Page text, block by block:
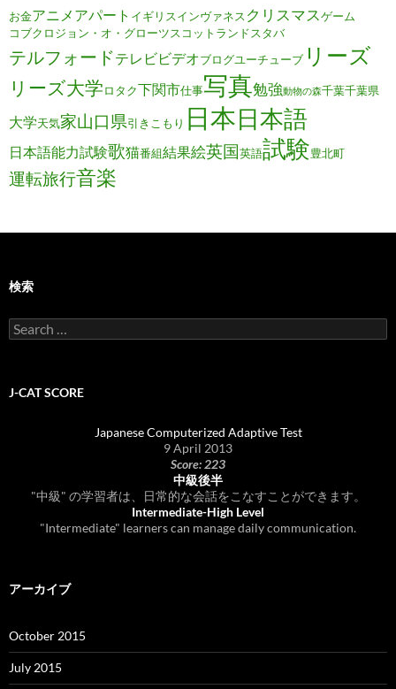
お金アニメ アパート イギリスインヴァネス クリスマスゲーム
コブクロジョン・オ・グローツスコットランドスタバ
テルフォードテレビビデオブログユーチューブ リーズ
リーズ大学ロタク下関市仕事写真勉強動物の森千葉千葉県
大学天気家山口県引きこもり 日本日本語
日本語能力試験歌猫番組結果絵英国英語試験豊北町
運転旅行音楽
検索
Search
for:
J-CAT SCORE
Japanese Computerized Adaptive Test
9 April 2013
Score: 223
中級後半
"中級" の学習者は、日常的な会話をこなすことができます。
Intermediate-High Level
"Intermediate" learners can manage daily communication.
アーカイブ
October 2015
July 2015